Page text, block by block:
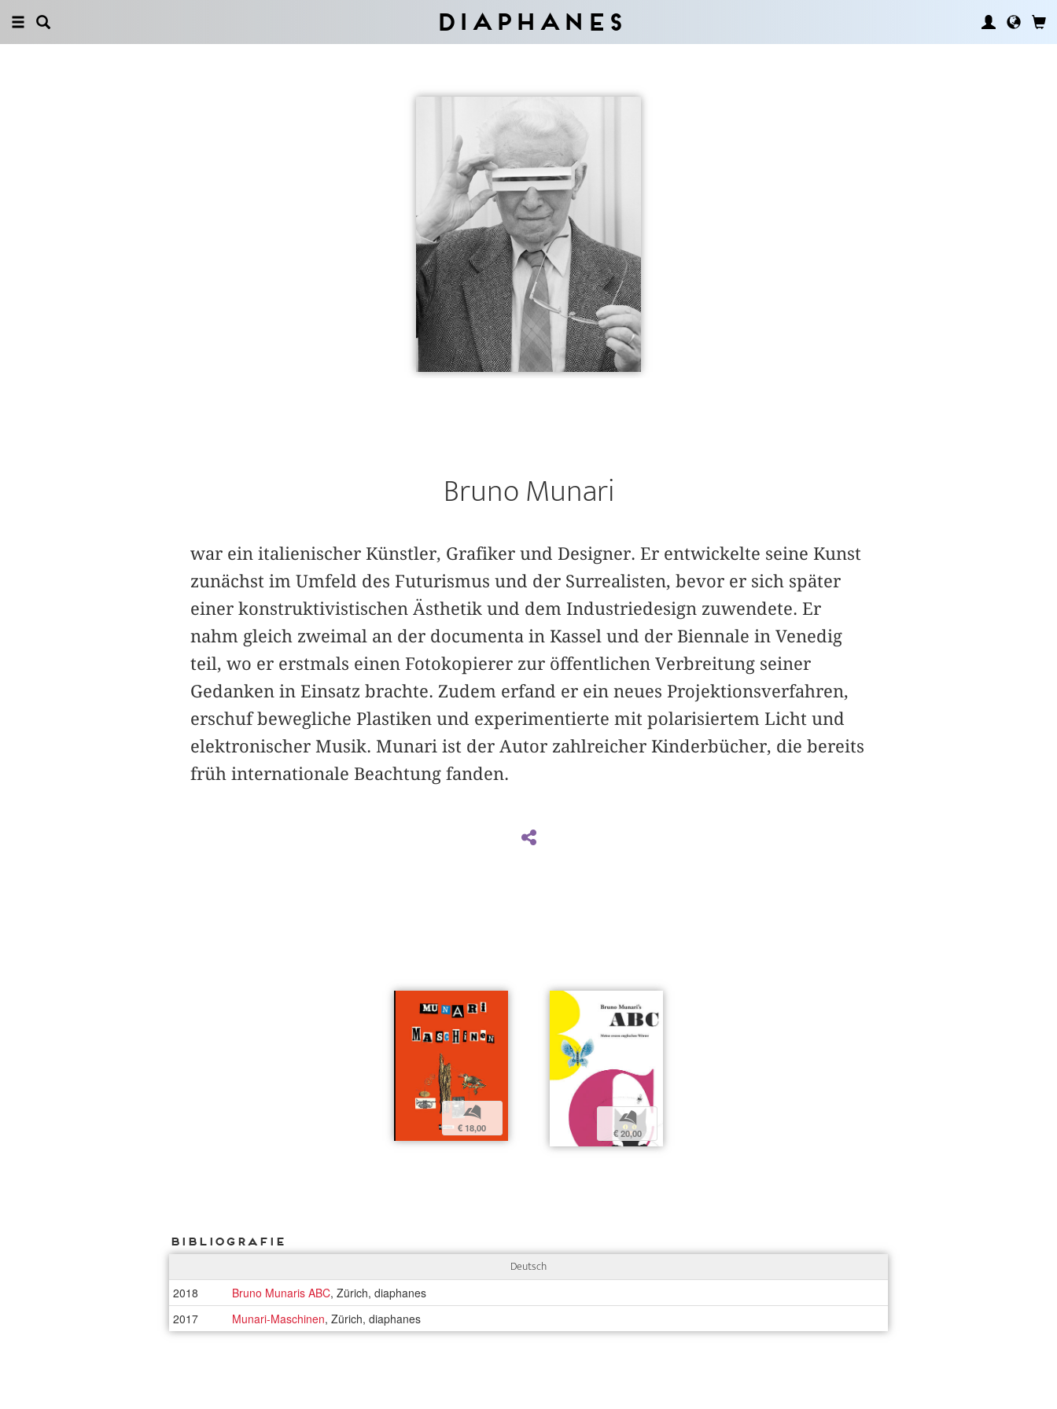
Diaphanes
Bruno Munari
war ein italienischer Künstler, Grafiker und Designer. Er entwickelte seine Kunst
zunächst im Umfeld des Futuris­mus und der Surrealisten, bevor er sich später
einer konstruktivistischen ­Ästhetik und dem Industriedesign zuwendete. Er
nahm gleich zweimal an der documenta in Kassel und der Biennale in Venedig
teil, wo er erstmals einen Fotokopierer zur öffentlichen Verbreitung seiner
Gedanken in Einsatz brachte. Zudem erfand er ein neues Projektionsverfahren,
erschuf bewegliche Plastiken und experimentierte mit polarisiertem Licht und
elektronischer Musik. Munari ist der Autor zahlreicher Kinderbücher, die bereits
früh internationale Beachtung fanden.
b
€ 18,00
b
€ 20,00
Bibliografie
Deutsch
2018 Bruno Munaris ABC, Zürich, diaphanes
2017
Munari-Maschinen, Zürich, diaphanes